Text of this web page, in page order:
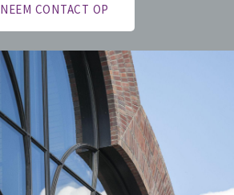
NEEM CONTACT OP